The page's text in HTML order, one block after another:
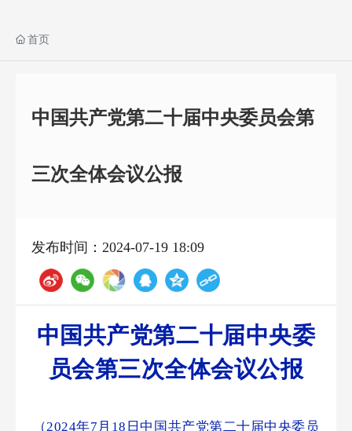
首页
中国共产党第二十届中央委员会第
三次全体会议公报
发布时间：2024-07-19 18:09
中国共产党第二十届中央委
员会第三次全体会议公报
（2024年7月18日中国共产党第二十届中央委员